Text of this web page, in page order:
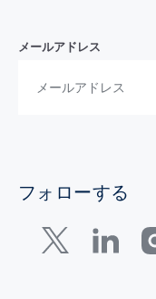
メールアドレス
フォローする